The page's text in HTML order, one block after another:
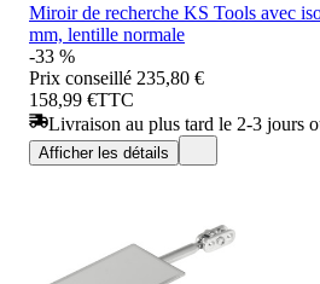
Miroir de recherche KS Tools avec
mm, lentille normale
-33 %
Prix conseillé 235,80 €
158,99 €TTC
Livraison au plus tard le 2-3 jours
Afficher les détails